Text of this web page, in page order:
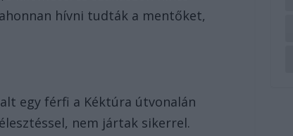
hívni tudták a mentőket,
egy férfi a Kéktúra útvonalán
nem jártak sikerrel.